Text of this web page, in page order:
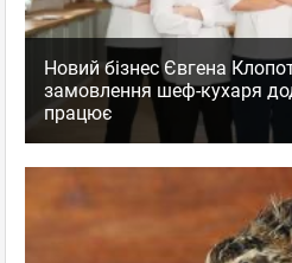
Новий бізнес Євгена
замовлення шеф-кухаря
працює